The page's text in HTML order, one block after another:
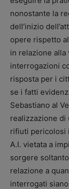
nonostante la
dell’inizio
opere rispetto
in relazione
interrogazioni
risposta per i
se i fatti
Sebastiano al
realizzazione
rifiuti pericolosi
A.I. vietata a
sorgere
relazione a
interrogati